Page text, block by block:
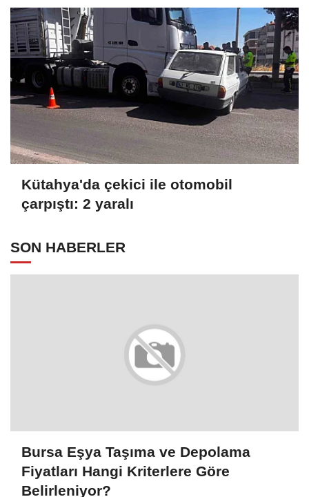
Kütahya'da çekici ile otomobil
çarpıştı: 2 yaralı
SON HABERLER
Bursa Eşya Taşıma ve Depolama
Fiyatları Hangi Kriterlere Göre
Belirleniyor?